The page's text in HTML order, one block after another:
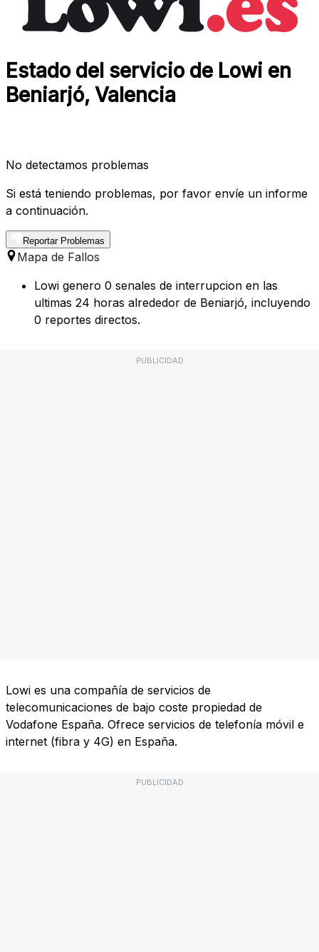
Estado del servicio de Lowi en
Beniarjó, Valencia
No detectamos problemas
Si está teniendo problemas, por favor envíe un informe
a continuación.
Reportar Problemas
Mapa de Fallos
Lowi genero 0 senales de interrupcion en las
ultimas 24 horas alrededor de Beniarjó, incluyendo
0 reportes directos.
PUBLICIDAD
Lowi es una compañía de servicios de
telecomunicaciones de bajo coste propiedad de
Vodafone España. Ofrece servicios de telefonía móvil e
internet (fibra y 4G) en España.
PUBLICIDAD